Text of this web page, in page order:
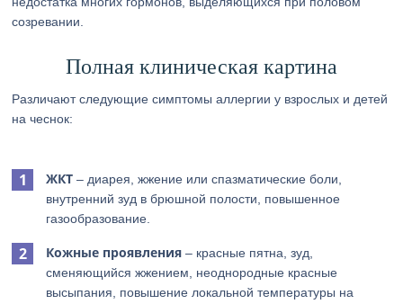
созревании.
Полная клиническая картина
Различают следующие симптомы аллергии у взрослых и детей
на чеснок:
ЖКТ – диарея, жжение или спазматические боли,
внутренний зуд в брюшной полости, повышенное
газообразование.
Кожные проявления – красные пятна, зуд,
сменяющийся жжением, неоднородные красные
высыпания, повышение локальной температуры на